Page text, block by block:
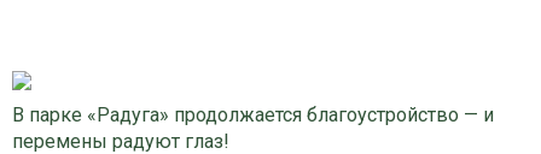
В парке «Радуга» продолжается благоустройство — и
перемены радуют глаз!